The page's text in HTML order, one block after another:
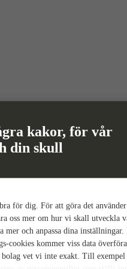
kakor, för vår
din skull
för dig. För att göra det
oss mer om hur vi skall utveckla
mer och anpassa dina inställningar.
cookies kommer viss data
bolag vet vi inte exakt. Till